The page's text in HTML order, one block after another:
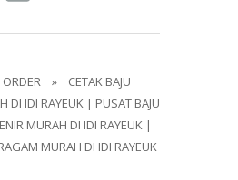
» CETAK BAJU
DI IDI RAYEUK | PUSAT BAJU
MURAH DI IDI RAYEUK |
MURAH DI IDI RAYEUK